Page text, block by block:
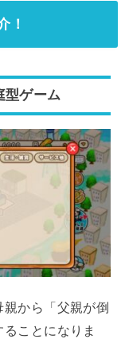
！
型ゲーム
から「父親が倒
ことになりま